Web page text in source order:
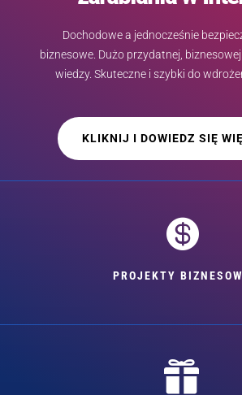
Dochodowe a jednocześnie
biznesowe. Dużo przydatnej,
wiedzy. Skuteczne i szybki do
KLIKNIJ I DOWIEDZ SIĘ

PROJEKTY
